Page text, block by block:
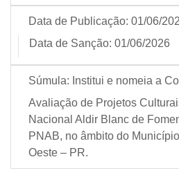
Data de Publicação: 01/06/
Data de Sanção: 01/06/2026
Súmula: Institui e nomeia a
Avaliação de Projetos
Nacional Aldir Blanc de
PNAB, no âmbito do
Oeste – PR.